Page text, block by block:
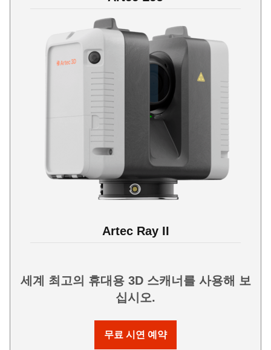
Artec Ray II
세계 최고의 휴대용 3D 스캐너를 사용해 보
십시오.
무료 시연 예약